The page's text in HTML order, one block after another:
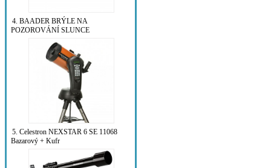
4. BAADER BRÝLE NA
POZOROVÁNÍ SLUNCE
5. Celestron NEXSTAR 6 SE 11068
Bazarový + Kufr